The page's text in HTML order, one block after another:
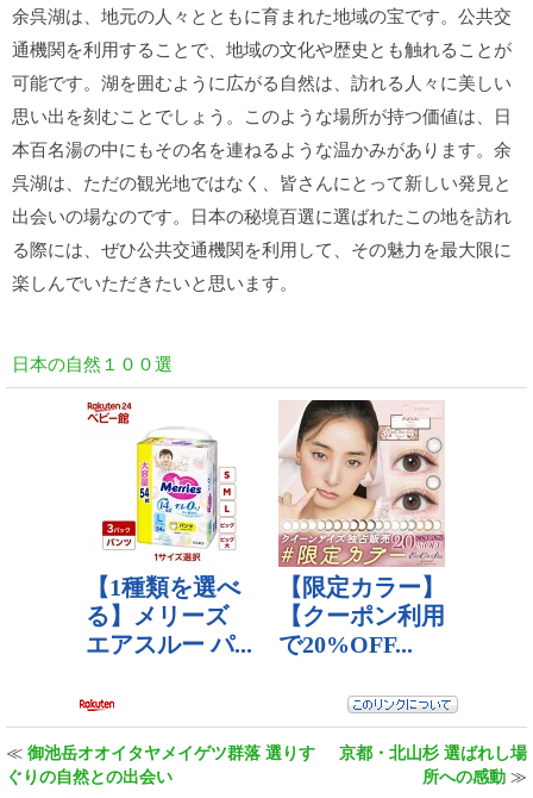
余呉湖は、地元の人々とともに育まれた地域の宝です。公共交
通機関を利用することで、地域の文化や歴史とも触れることが
可能です。湖を囲むように広がる自然は、訪れる人々に美しい
思い出を刻むことでしょう。このような場所が持つ価値は、日
本百名湯の中にもその名を連ねるような温かみがあります。余
呉湖は、ただの観光地ではなく、皆さんにとって新しい発見と
出会いの場なのです。日本の秘境百選に選ばれたこの地を訪れ
る際には、ぜひ公共交通機関を利用して、その魅力を最大限に
楽しんでいただきたいと思います。
日本の自然１００選
≪ 御池岳オオイタヤメイゲツ群落 選りす
ぐりの自然との出会い
京都・北山杉 選ばれし場
所への感動 ≫